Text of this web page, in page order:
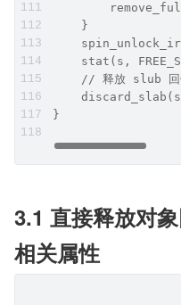
    }
stat(s,
// 释放 slub 回
}
3.1 直接释放对
相关属性